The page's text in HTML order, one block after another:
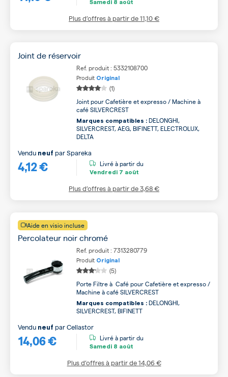
Samedi 8 août
Plus d’offres à partir de11,10 €
Joint de réservoir
Ref. produit : 5332108700
Produit Original
(1)
Joint pour Cafetière et expresso / Machine à
café SILVERCREST
Marques compatibles : DELONGHI,
SILVERCREST, AEG, BIFINETT, ELECTROLUX,
DELTA
4,12 €
Vendu neuf parSpareka
Livré à partir du
Vendredi 7 août
Plus d’offres à partir de3,68 €
Aide en visio incluse
Percolateur noir chromé
Ref. produit : 7313280779
Produit Original
(5)
Porte Filtre à Café pour Cafetière et expresso /
Machine à café SILVERCREST
Marques compatibles : DELONGHI,
SILVERCREST, BIFINETT
14,06 €
Vendu neuf parCellastor
Livré à partir du
Samedi 8 août
Plus d’offres à partir de14,06 €